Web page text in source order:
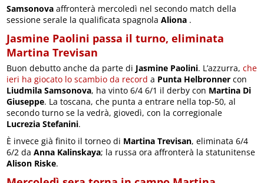
Samsonova affronterà mercoledì nel secondo match della
sessione serale la qualificata spagnolaAliona .
Jasmine Paolini passa il turno, eliminata
Martina Trevisan
Buon debutto anche da parte di Jasmine Paolini. L’azzurra,che
ieri ha giocato lo scambio da record a Punta Helbronner con
Liudmila Samsonova, ha vinto 6/4 6/1 il derby con Martina Di
Giuseppe. La toscana, che punta a entrare nella top-50, al
secondo turno se la vedrà, giovedì, con la corregionale
Lucrezia Stefanini.
È invece già finito il torneo di Martina Trevisan, eliminata 6/4
6/2 daAnna Kalinskaya; la russa ora affronterà la statunitense
Alison Riske.